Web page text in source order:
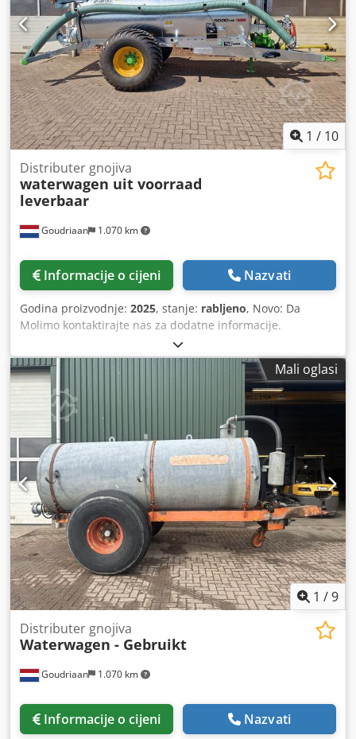
1 / 10
Goudriaan 1.070 km
Distributer gnojiva
waterwagen uit voorraad
leverbaar
Informacije o cijeni Nazvati
Godina proizvodnje: 2025, stanje: rabljeno, Novo: Da
Molimo kontaktirajte nas za dodatne informacije.
Mali oglasi
1 /9
Goudriaan 1.070 km
Distributer gnojiva
Waterwagen - Gebruikt
Informacije o cijeni Nazvati